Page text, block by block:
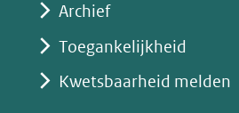
Archief
Toegankelijkheid
Kwetsbaarheid melden